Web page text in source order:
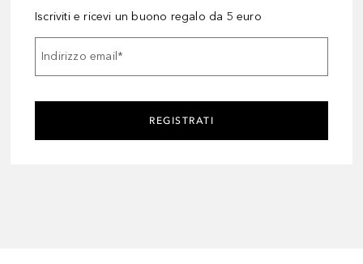
Iscriviti e ricevi un buono regalo da 5 euro
Indirizzo email*
REGISTRATI